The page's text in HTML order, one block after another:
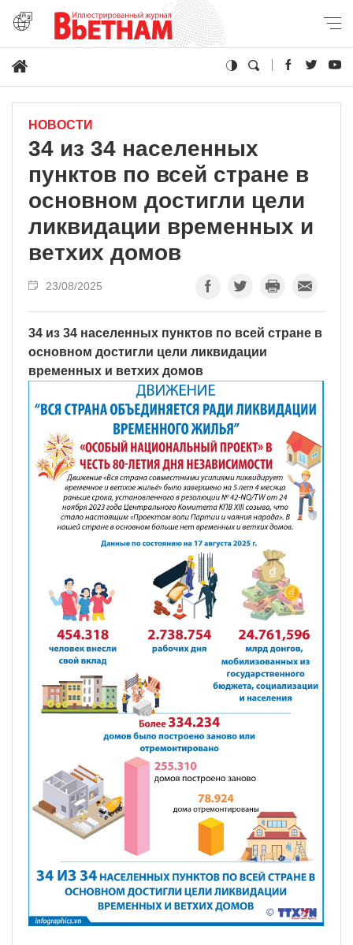
НОВОСТИ
34 из 34 населенных
пунктов по всей стране в
основном достигли цели
ликвидации временных и
ветхих домов
23/08/2025
34 из 34 населенных пунктов по всей стране в
основном достигли цели ликвидации
временных и ветхих домов